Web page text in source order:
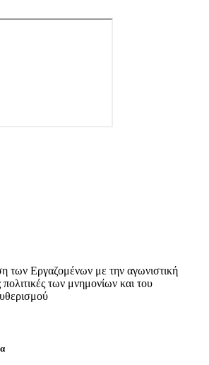
Εργαζομένων με την αγωνιστική
πολιτικές των μνημονίων και του